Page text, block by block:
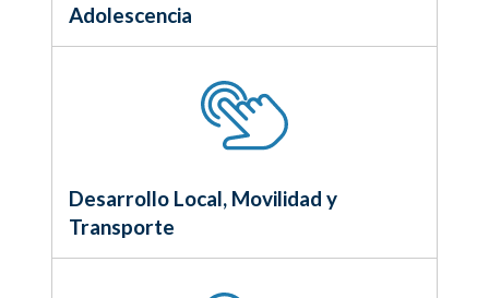
Adolescencia
Desarrollo Local, Movilidad y
Transporte